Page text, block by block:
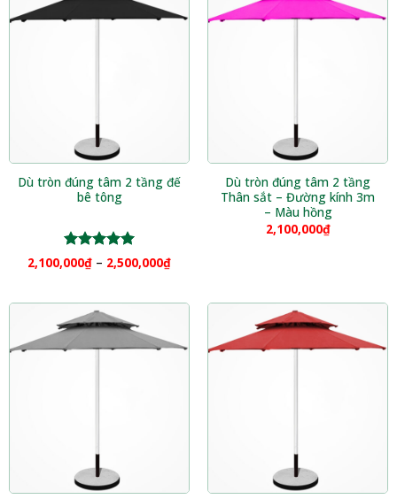
Dù tròn đúng tâm 2 tầng đế
bê tông
Được xếp
hạng
5.00
2,100,000₫ – 2,500,000₫
Dù tròn đúng tâm 2 tầng
Thân sắt – Đường kính 3m
– Màu hồng
2,100,000₫